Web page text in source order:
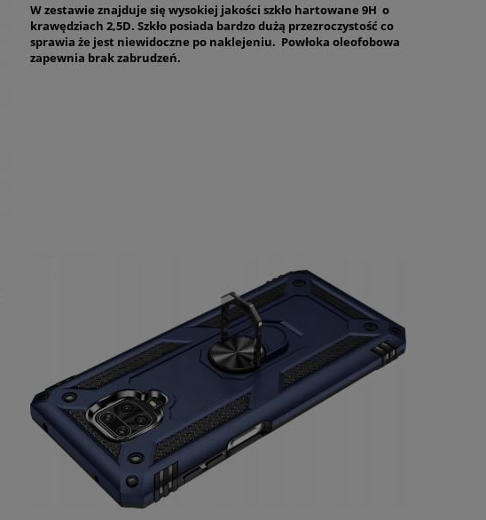
W zestawie znajduje się wysokiej jakości szkło hartowane 9H o
krawędziach 2,5D. Szkło posiada bardzo dużą przezroczystość co
sprawia że jest niewidoczne po naklejeniu. Powłoka oleofobowa
zapewnia brak zabrudzeń.